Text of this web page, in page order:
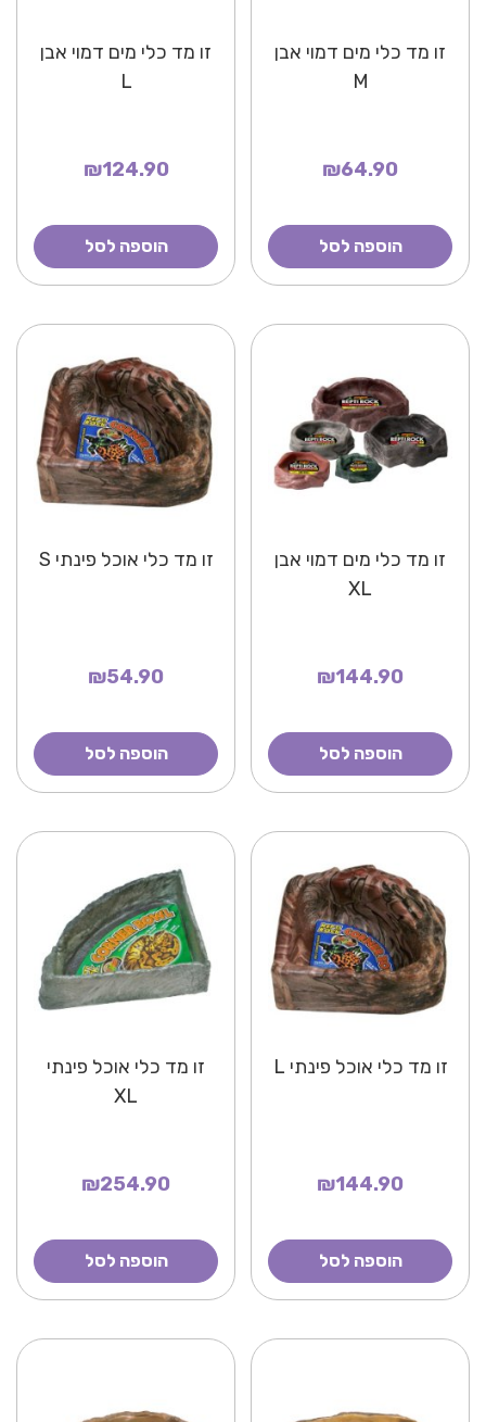
זו מד כלי מים דמוי אבן
M
₪64.90
הוספה לסל
זו מד כלי מים דמוי אבן
L
₪124.90
הוספה לסל
זו מד כלי מים דמוי אבן
XL
₪144.90
הוספה לסל
זו מד כלי אוכל פינתי S
₪54.90
הוספה לסל
זו מד כלי אוכל פינתי L
₪144.90
הוספה לסל
זו מד כלי אוכל פינתי
XL
₪254.90
הוספה לסל